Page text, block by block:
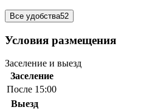
Все удобства52
Условия размещения
Заселение и выезд
Заселение
После 15:00
Выезд